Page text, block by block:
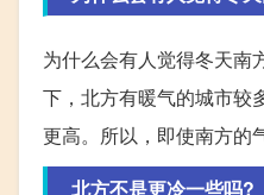
为什么会有人觉得冬天南
下，北方有暖气的城市较
更高。所以，即使南方的
北方不是更冷一些吗?